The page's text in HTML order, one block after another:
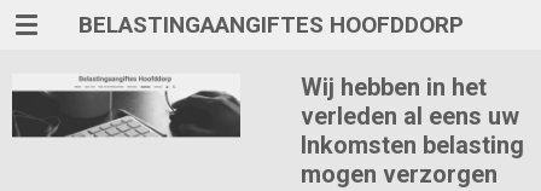
Ga
de
hoofdinhoud
BELASTINGAANGIFTES HOOFDDORP
Wij hebben in het
verleden al eens uw
Inkomsten belasting
mogen verzorgen